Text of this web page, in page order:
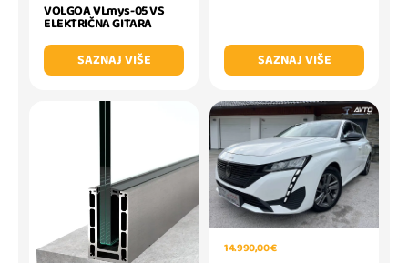
VOLGOA VLmys-05 VS
ELEKTRIČNA GITARA
SAZNAJ VIŠE
SAZNAJ VIŠE
14.990,00 €